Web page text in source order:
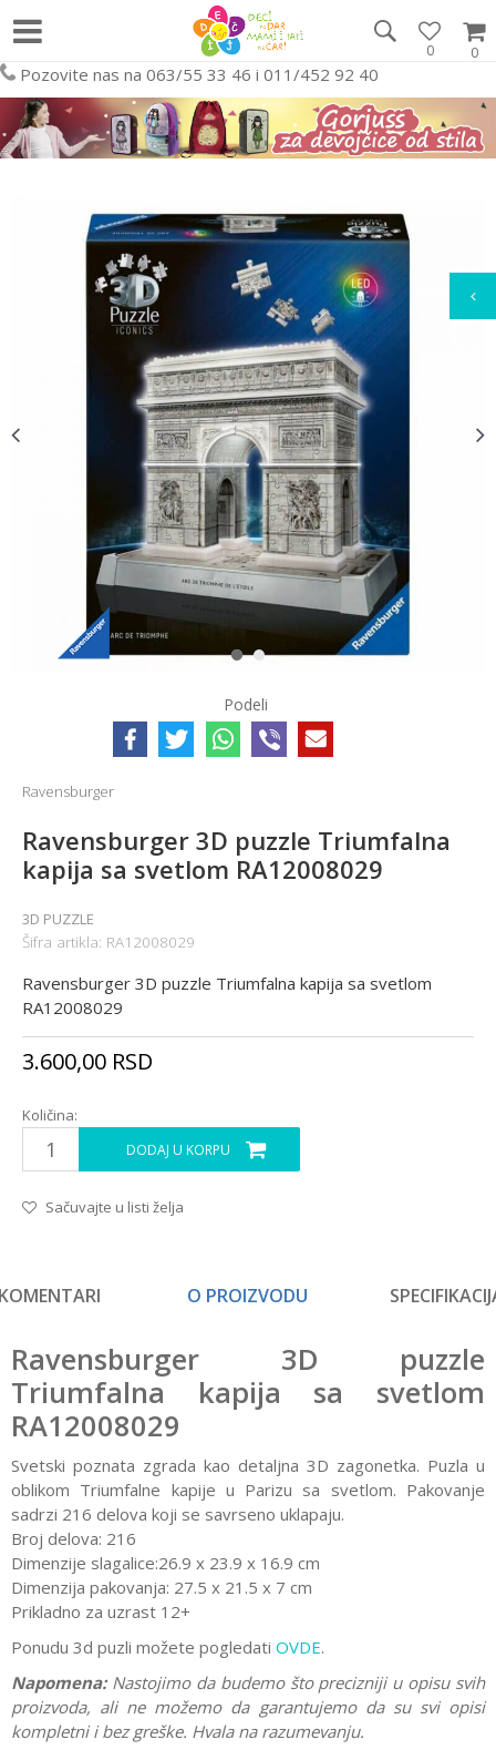
0
0
Pozovite nas na 063/55 33 46 i 011/452 92 40
1 2
Podeli
Ravensburger
Ravensburger 3D puzzle Triumfalna
kapija sa svetlom RA12008029
3D PUZZLE
Šifra artikla: RA12008029
Ravensburger 3D puzzle Triumfalna kapija sa svetlom
RA12008029
3.600,00 RSD
Količina:
DODAJ U KORPU
Sačuvajte u listi želja
O PROIZVODU
Ravensburger 3D puzzle
Triumfalna kapija sa svetlom
RA12008029
Svetski poznata zgrada kao detaljna 3D zagonetka. Puzla u
oblikom Triumfalne kapije u Parizu sa svetlom. Pakovanje
sadrzi 216 delova koji se savrseno uklapaju.
Broj delova: 216
Dimenzije slagalice:26.9 x 23.9 x 16.9 cm
Dimenzija pakovanja: 27.5 x 21.5 x 7 cm
Prikladno za uzrast 12+
Ponudu 3d puzli možete pogledati OVDE.
Napomena: Nastojimo da budemo što precizniji u opisu svih
proizvoda, ali ne možemo da garantujemo da su svi opisi
kompletni i bez greške. Hvala na razumevanju.